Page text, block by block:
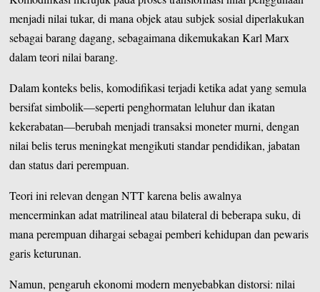
menjadi nilai tukar, di mana objek atau subjek sosial diperlakukan
sebagai barang dagang, sebagaimana dikemukakan Karl Marx
dalam teori nilai barang.
Dalam konteks belis, komodifikasi terjadi ketika adat yang semula
bersifat simbolik—seperti penghormatan leluhur dan ikatan
kekerabatan—berubah menjadi transaksi moneter murni, dengan
nilai belis terus meningkat mengikuti standar pendidikan, jabatan
dan status dari perempuan.
Teori ini relevan dengan NTT karena belis awalnya
mencerminkan adat matrilineal atau bilateral di beberapa suku, di
mana perempuan dihargai sebagai pemberi kehidupan dan pewaris
garis keturunan.
Namun, pengaruh ekonomi modern menyebabkan distorsi: nilai